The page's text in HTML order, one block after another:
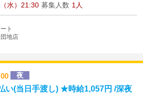
水）21:30 募集人数 1人
ト
地店
夜
い(当日手渡し) ★時給1,057円 /深夜